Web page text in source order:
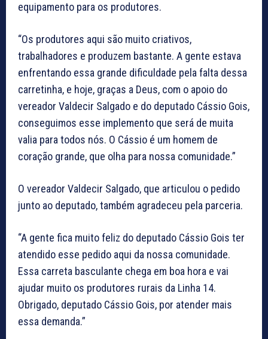
equipamento para os produtores.
“Os produtores aqui são muito criativos,
trabalhadores e produzem bastante. A gente estava
enfrentando essa grande dificuldade pela falta dessa
carretinha, e hoje, graças a Deus, com o apoio do
vereador Valdecir Salgado e do deputado Cássio Gois,
conseguimos esse implemento que será de muita
valia para todos nós. O Cássio é um homem de
coração grande, que olha para nossa comunidade.”
O vereador Valdecir Salgado, que articulou o pedido
junto ao deputado, também agradeceu pela parceria.
“A gente fica muito feliz do deputado Cássio Gois ter
atendido esse pedido aqui da nossa comunidade.
Essa carreta basculante chega em boa hora e vai
ajudar muito os produtores rurais da Linha 14.
Obrigado, deputado Cássio Gois, por atender mais
essa demanda.”